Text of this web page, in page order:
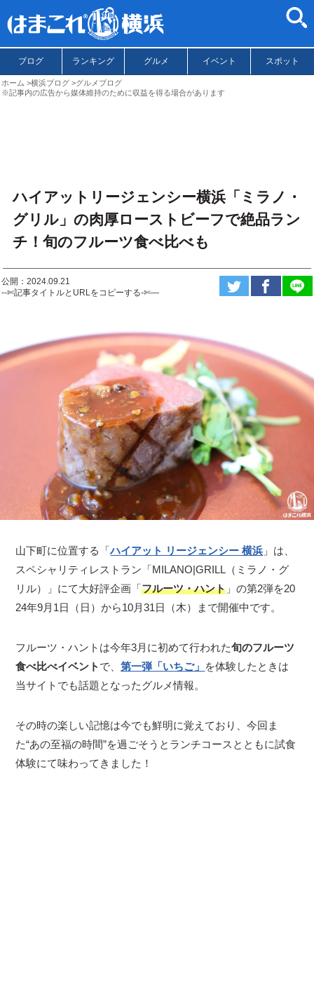
ブログ ランキング グルメ イベント スポット
ホーム 横浜ブログ
グルメブログ
※記事内の広告から媒体維持のために収益を得る場合があります
ハイアットリージェンシー横浜「ミラノ・
グリル」の肉厚ローストビーフで絶品ラン
チ！旬のフルーツ食べ比べも
公開：2024.09.21
--✄記事タイトルとURLをコピーする-✄—
山下町に位置する「ハイアット リージェンシー 横浜 」は、
スペシャリティレストラン「MILANO|GRILL（ミラノ・グ
リル）」にて大好評企画「フルーツ・ハント 」の第2弾を20
24年9月1日（日）から10月31日（木）まで開催中です。
フルーツ・ハントは今年3月に初めて行われた旬のフルーツ
食べ比べイベント で、第一弾「いちご」 を体験したときは
当サイトでも話題となったグルメ情報。
その時の楽しい記憶は今でも鮮明に覚えており、今回ま
た“あの至福の時間”を過ごそうとランチコースとともに試食
体験にて味わってきました！